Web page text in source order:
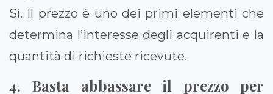
Sì. Il prezzo è uno dei primi elementi che
determina l’interesse degli acquirenti e la
quantità di richieste ricevute.
4. Basta abbassare il prezzo per